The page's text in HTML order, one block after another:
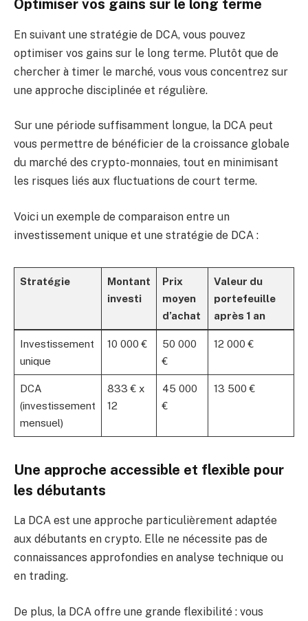
Optimiser vos gains sur le long terme
En suivant une stratégie de DCA, vous pouvez
optimiser vos gains sur le long terme. Plutôt que de
chercher à timer le marché, vous vous concentrez sur
une approche disciplinée et régulière.
Sur une période suffisamment longue, la DCA peut
vous permettre de bénéficier de la croissance globale
du marché des crypto-monnaies, tout en minimisant
les risques liés aux fluctuations de court terme.
Voici un exemple de comparaison entre un
investissement unique et une stratégie de DCA :
Stratégie
Montant
investi
Prix
moyen
d’achat
Valeur du
portefeuille
après 1 an
Investissement
unique
10 000 €
50 000
€
12 000 €
DCA
(investissement
mensuel)
833 € x
12
45 000
€
13 500 €
Une approche accessible et flexible pour
les débutants
La DCA est une approche particulièrement adaptée
aux débutants en crypto. Elle ne nécessite pas de
connaissances approfondies en analyse technique ou
en trading.
De plus, la DCA offre une grande flexibilité : vous